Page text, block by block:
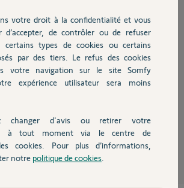
pro
a déjà été traiter par l'un de mes collègue, je
il y a plus de 2 ans
votre droit à la confidentialité et vous
d’accepter, de contrôler ou de refuser
certains types de cookies ou certains
par des tiers. Le refus des cookies
votre navigation sur le site Somfy
expérience utilisateur sera moins
changer d'avis ou retirer votre
à tout moment via le centre de
cookies. Pour plus d’informations,
notre politique de cookies